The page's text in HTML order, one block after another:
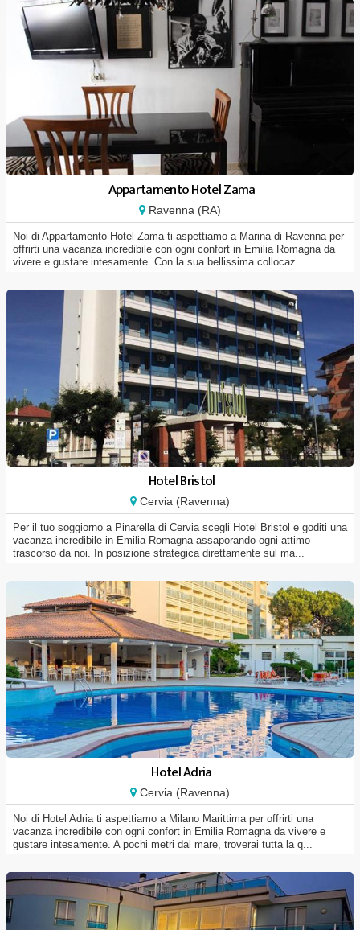
Appartamento Hotel Zama
Ravenna (RA)
Noi di Appartamento Hotel Zama ti aspettiamo a Marina di Ravenna per
offrirti una vacanza incredibile con ogni confort in Emilia Romagna da
vivere e gustare intesamente. Con la sua bellissima collocaz...
Hotel Bristol
Cervia (Ravenna)
Per il tuo soggiorno a Pinarella di Cervia scegli Hotel Bristol e goditi una
vacanza incredibile in Emilia Romagna assaporando ogni attimo
trascorso da noi. In posizione strategica direttamente sul ma...
Hotel Adria
Cervia (Ravenna)
Noi di Hotel Adria ti aspettiamo a Milano Marittima per offrirti una
vacanza incredibile con ogni confort in Emilia Romagna da vivere e
gustare intesamente. A pochi metri dal mare, troverai tutta la q...